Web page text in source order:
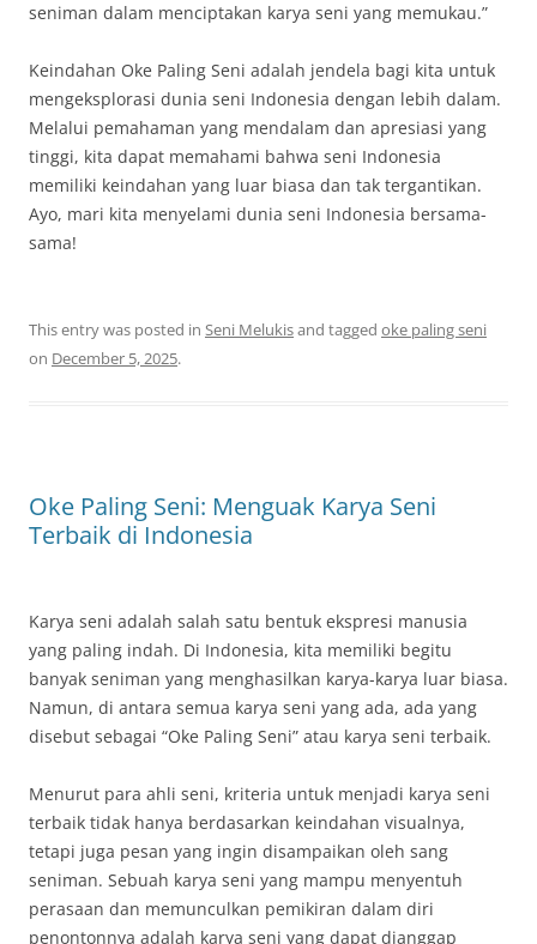
seniman dalam menciptakan karya seni yang memukau.”
Keindahan Oke Paling Seni adalah jendela bagi kita untuk
mengeksplorasi dunia seni Indonesia dengan lebih dalam.
Melalui pemahaman yang mendalam dan apresiasi yang
tinggi, kita dapat memahami bahwa seni Indonesia
memiliki keindahan yang luar biasa dan tak tergantikan.
Ayo, mari kita menyelami dunia seni Indonesia bersama-
sama!
This entry was posted in Seni Melukisand tagged oke paling seni
on December 5, 2025.
Oke Paling Seni: Menguak Karya Seni
Terbaik di Indonesia
Karya seni adalah salah satu bentuk ekspresi manusia
yang paling indah. Di Indonesia, kita memiliki begitu
banyak seniman yang menghasilkan karya-karya luar biasa.
Namun, di antara semua karya seni yang ada, ada yang
disebut sebagai “Oke Paling Seni” atau karya seni terbaik.
Menurut para ahli seni, kriteria untuk menjadi karya seni
terbaik tidak hanya berdasarkan keindahan visualnya,
tetapi juga pesan yang ingin disampaikan oleh sang
seniman. Sebuah karya seni yang mampu menyentuh
perasaan dan memunculkan pemikiran dalam diri
penontonnya adalah karya seni yang dapat dianggap